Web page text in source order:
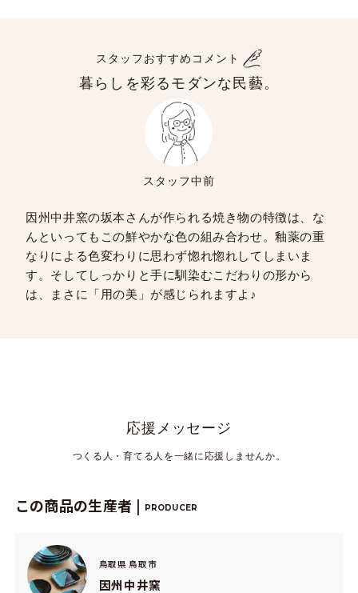
スタッフおすすめコメント
暮らしを彩るモダンな民藝。
スタッフ中前
因州中井窯の坂本さんが作られる焼き物の特徴は、な
んといってもこの鮮やかな色の組み合わせ。釉薬の重
なりによる色変わりに思わず惚れ惚れしてしまいま
す。そしてしっかりと手に馴染むこだわりの形から
は、まさに「用の美」が感じられますよ♪
応援メッセージ
つくる人・育てる人を一緒に応援しませんか。
この商品の生産者 | PRODUCER
鳥取県 鳥取市
因州中井窯